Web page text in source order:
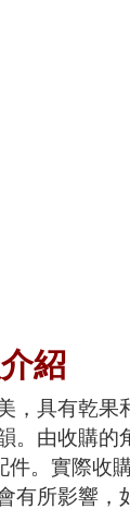
紹
，具有乾果
。由收購的
件。實際收
有所影響，